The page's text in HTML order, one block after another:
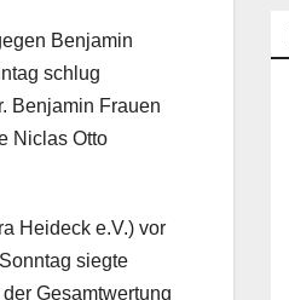
Benjamin
schlug
Benjamin Frauen
Niclas Otto
Heideck e.V.) vor
siegte
Gesamtwertung